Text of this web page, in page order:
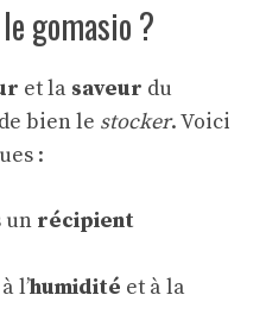
gomasio ?
et la saveur du
bien le stocker. Voici
:
un récipient
l’humidité et à la